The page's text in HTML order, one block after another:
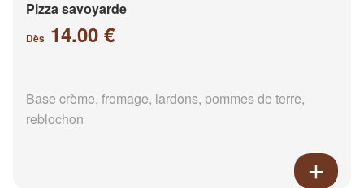
Pizza savoyarde
Dès 14.00 €
Base crème, fromage, lardons, pommes de terre,
reblochon